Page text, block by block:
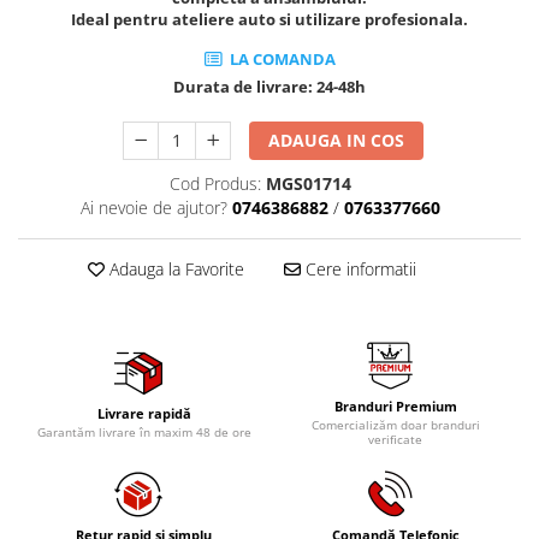
Tig-Wig
Pompe si Cilindri Hidraulici
Prese pentru arcuri
Redresoare,Roboti Pornire,Cabluri
Chei buson baie ulei
Scule Ajutatoare
Scule De Mana si Unelte
Aparate de nituit si capsat
Capsatoare tapiterie
Ideal pentru ateliere auto si utilizare profesionala.
LA COMANDA
Durata de livrare: 24-48h
ADAUGA IN COS
Cod Produs: MGS01714
Ai nevoie de ajutor? 0746386882 / 0763377660
Adauga la Favorite Cere informatii
Livrare rapidă
Garantăm livrare în maxim 48 de ore
Branduri Premium
Comercializăm doar branduri
verificate
Retur rapid si simplu Comandă Telefonic